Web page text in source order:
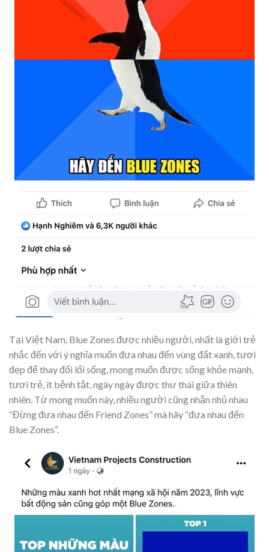
Tại Việt Nam, Blue Zones được nhiều người, nhất là giới trẻ
nhắc đến với ý nghĩa muốn đưa nhau đến vùng đất xanh, tươi
đẹp để thay đổi lối sống, mong muốn được sống khỏe mạnh,
tươi trẻ, ít bệnh tật, ngày ngày được thư thái giữa thiên
nhiên. Từ mong muốn này, nhiều người cũng nhắn nhủ nhau
“Đừng đưa nhau đến Friend Zones” mà hãy “đưa nhau đến
Blue Zones”.